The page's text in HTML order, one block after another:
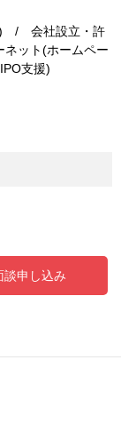
) / 会社設立・許
ット(ホームペー
支援)
談申し込み